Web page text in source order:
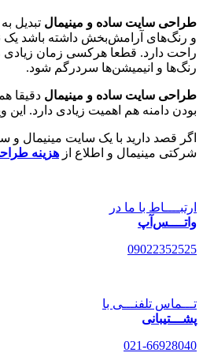
طراحی سایت ساده و مینیمال تبدیل
و رنگ‌های آرامش‌بخش داشته باشد یک
راحت دارد. قطعا هرکسی زمان زیادی
رنگ‌ها و انیمیشن‌ها سردرگم شود.
طراحی سایت ساده و مینیمال دقیقا
بودن دامنه هم اهمیت زیادی دارد. این
اگر قصد دارید با یک سایت مینیمال
شرکتی مینیمال و اطلاع از هزینه
ارتبــــاط با ما در
واتــــس‌آپ
09022352525
تـــماس تلفنـــی با
پشـــتیبانی
021-66928040